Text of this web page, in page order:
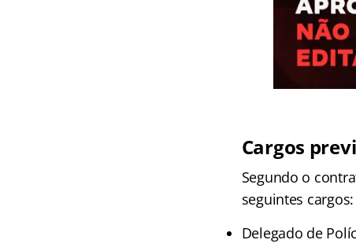
Cargos
Segundo o
seguintes cargos:
Delegado de